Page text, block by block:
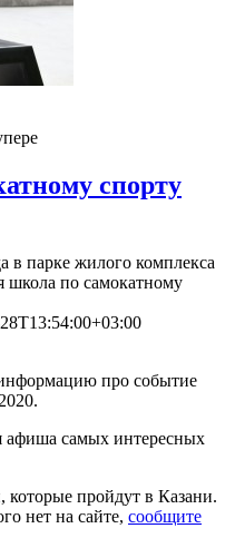
спорту
в парке жилого комплекса
школа по самокатному
про событие
афиша самых интересных
которые пройдут в Казани.
нет на сайте, сообщите